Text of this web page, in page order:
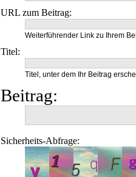
URL zum Beitrag:
Weiterführender Link zu Ihrem
Titel:
Titel, unter dem Ihr Beitrag
Beitrag:
Sicherheits-Abfrage: